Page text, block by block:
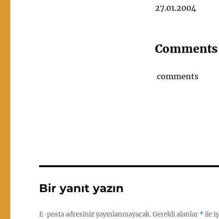
27.01.2004
Comments
comments
Bir yanıt yazın
E-posta adresiniz yayınlanmayacak.Gerekli alanlar *ile